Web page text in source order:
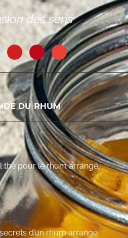
des sens
DU RHUM
thé pour le rhum arrangé
d’un rhum arrangé